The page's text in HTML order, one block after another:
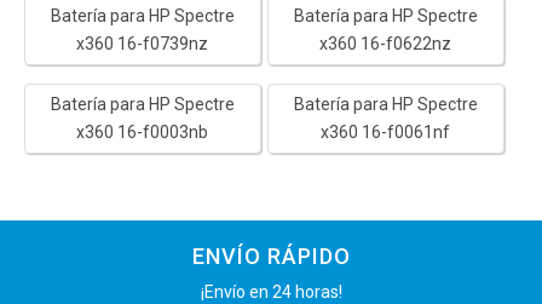
Batería para HP Spectre
x360 16-f0739nz
Batería para HP Spectre
x360 16-f0622nz
Batería para HP Spectre
x360 16-f0003nb
Batería para HP Spectre
x360 16-f0061nf
ENVÍO RÁPIDO
¡Envío en 24 horas!